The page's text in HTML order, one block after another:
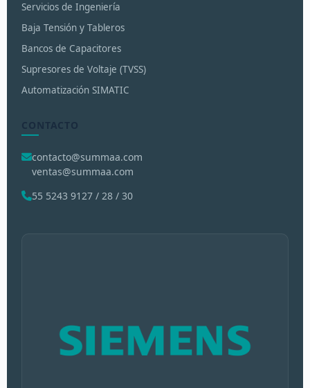
Servicios de Ingeniería
Baja Tensión y Tableros
Bancos de Capacitores
Supresores de Voltaje (TVSS)
Automatización SIMATIC
CONTACTO
contacto@summaa.com
ventas@summaa.com
55 5243 9127 / 28 / 30